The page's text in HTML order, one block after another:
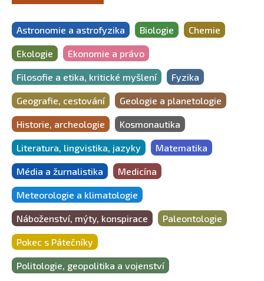
Astronomie a astrofyzika Biologie Chemie
Ekologie Ekonomie a právo
Filosofie a etika, kritické myšlení Fyzika
Geografie, cestování Geologie a planetologie
Historie, archeologie Kosmonautika
Literatura, lingvistika, jazyky Matematika
Média a žurnalistika Medicína
Meteorologie a klimatologie
Náboženství, mýty, konspirace Paleontologie
Pokec s Pátečníky
Politologie, geopolitika a vojenství